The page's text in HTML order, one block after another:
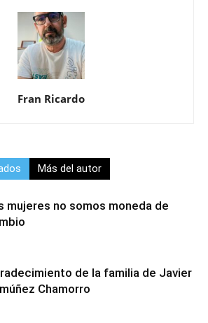
Fran Ricardo
Más del autor
mujeres no somos moneda de
de la familia de Javier
Chamorro